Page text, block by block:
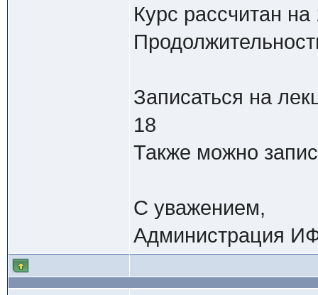
Курс рассчитан
Записаться на
18
Также можно
С уважением,
Администрация